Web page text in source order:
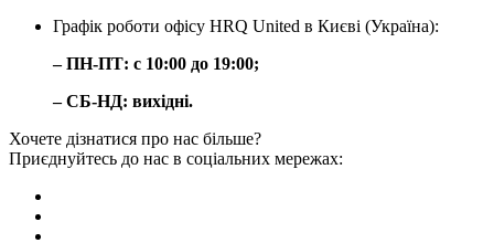
Графік роботи офісу HRQ United в Києві (Україна):
– ПН-ПТ: с 10:00 до 19:00;
– СБ-НД: вихідні.
Хочете дізнатися про нас більше?
Приєднуйтесь до нас в соціальних мережах: